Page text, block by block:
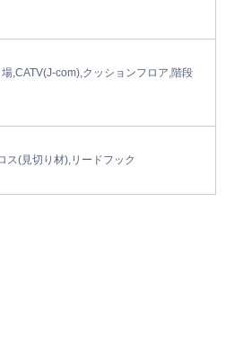
,CATV(J-com),クッションフロア,階段
ス(見切り材),リードフック